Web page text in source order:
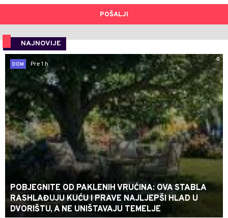
POŠALJI
NAJNOVIJE
0
DOM
Pre 1 h
POBJEGNITE OD PAKLENIH VRUĆINA: OVA STABLA
RASHLAĐUJU KUĆU I PRAVE NAJLJEPŠI HLAD U
DVORIŠTU, A NE UNIŠTAVAJU TEMELJE